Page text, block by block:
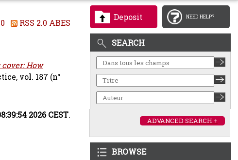
Deposit NEED HELP?
SEARCH
ADVANCED SEARCH +
BROWSE
RSS 2.0 ABES
How
vol. 187 (n°
2026 CEST.